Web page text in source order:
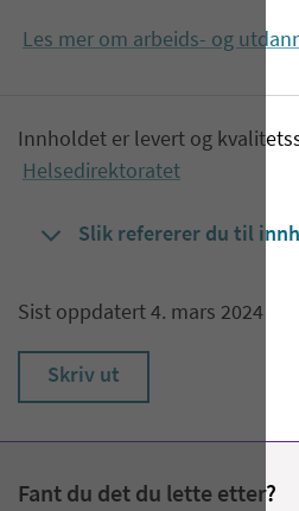
Les mer om arbeids- og
Innholdet er levert og
Helsedirektoratet
Slik refererer du til
Sist oppdatert 4. mars 2024
Skriv ut
Fant du det du lette etter?